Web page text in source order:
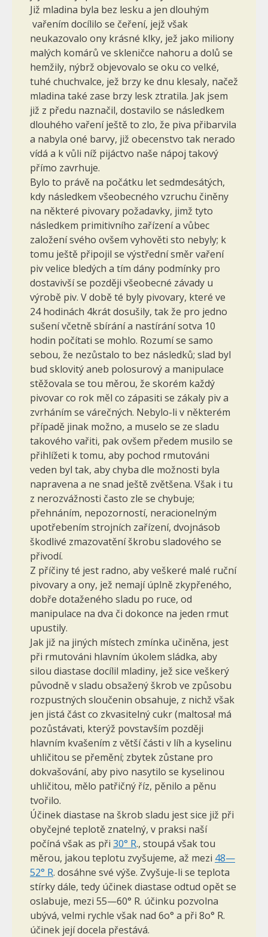
Již mladina byla bez lesku a jen dlouhým
vařením docílilo se čeření, jejž však
neukazovalo ony krásné klky, jež jako miliony
malých komárů ve skleničce nahoru a dolů se
hemžily, nýbrž objevovalo se oku co velké,
tuhé chuchvalce, jež brzy ke dnu klesaly, načež
mladina také zase brzy lesk ztratila. Jak jsem
již z předu naznačil, dostavilo se následkem
dlouhého vaření ještě to zlo, že piva přibarvila
a nabyla oné barvy, již obecenstvo tak nerado
vídá a k vůli níž pijáctvo naše nápoj takový
přímo zavrhuje.
Bylo to právě na počátku let sedmdesátých,
kdy následkem všeobecného vzruchu činěny
na některé pivovary požadavky, jimž tyto
následkem primitivního zařízení a vůbec
založení svého ovšem vyhověti sto nebyly; k
tomu ještě připojil se výstřední směr vaření
piv velice bledých a tím dány podmínky pro
dostavivší se později všeobecné závady u
výrobě piv. V době té byly pivovary, které ve
24 hodinách 4krát dosušily, tak že pro jedno
sušení včetně sbírání a nastírání sotva 10
hodin počítati se mohlo. Rozumí se samo
sebou, že nezůstalo to bez následků; slad byl
bud sklovitý aneb polosurový a manipulace
stěžovala se tou měrou, že skorém každý
pivovar co rok měl co zápasiti se zákaly piv a
zvrháním se várečných. Nebylo-li v některém
případě jinak možno, a muselo se ze sladu
takového vařiti, pak ovšem předem musilo se
přihlížeti k tomu, aby pochod rmutováni
veden byl tak, aby chyba dle možnosti byla
napravena a ne snad ještě zvětšena. Však i tu
z nerozvážnosti často zle se chybuje;
přehnáním, nepozorností, neracionelným
upotřebením strojních zařízení, dvojnásob
škodlivé zmazovatění škrobu sladového se
přivodí.
Z příčiny té jest radno, aby veškeré malé ruční
pivovary a ony, jež nemají úplně zkypřeného,
dobře dotaženého sladu po ruce, od
manipulace na dva či dokonce na jeden rmut
upustily.
Jak již na jiných místech zmínka učiněna, jest
při rmutováni hlavním úkolem sládka, aby
silou diastase docílil mladiny, jež sice veškerý
původně v sladu obsažený škrob ve způsobu
rozpustných sloučenin obsahuje, z nichž však
jen jistá část co zkvasitelný cukr (maltosa! má
pozůstávati, kterýž povstavším později
hlavním kvašením z větší části v líh a kyselinu
uhličitou se přemění; zbytek zůstane pro
dokvašování, aby pivo nasytilo se kyselinou
uhličitou, mělo patřičný říz, pěnilo a pěnu
tvořilo.
Účinek diastase na škrob sladu jest sice již při
obyčejné teplotě znatelný, v praksi naší
počíná však as při 30° R., stoupá však tou
měrou, jakou teplotu zvyšujeme, až mezi 48—
52° R. dosáhne své výše. Zvyšuje-li se teplota
stírky dále, tedy účinek diastase odtud opět se
oslabuje, mezi 55—60° R. účinku pozvolna
ubývá, velmi rychle však nad 6o° a při 8o° R.
účinek její docela přestává.